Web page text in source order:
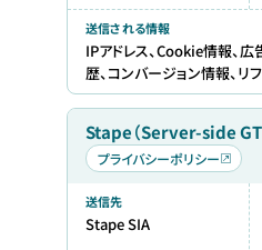
送信される情報
IPアドレス、Cookie情報、
歴、コンバージョン情報、リ
Stape（Server-side
プライバシーポリシー
送信先
Stape SIA